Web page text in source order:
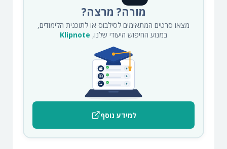
מורה? מרצה?
מצאו סרטים המתאימים לסילבוס או לתוכנית הלימודים,
במנוע החיפוש היעודי שלנו, Klipnote
למידע נוסף